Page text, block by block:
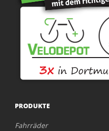
PRODUKTE
Fahrräder